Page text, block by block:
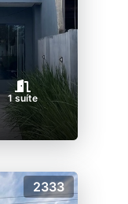
1 suíte
2333